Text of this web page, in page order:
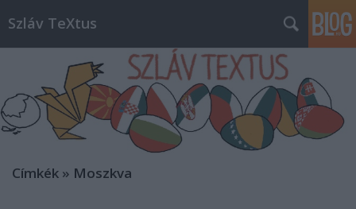
Szláv TeXtus
Címkék » Moszkva